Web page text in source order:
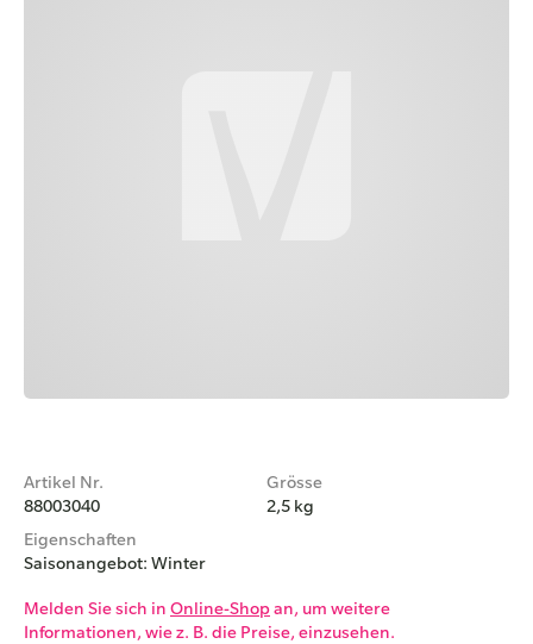
Artikel Nr.
88003040
Grösse
2,5 kg
Eigenschaften
Saisonangebot: Winter
Melden Sie sich in Online-Shopan, um weitere
Informationen, wie z. B. die Preise, einzusehen.